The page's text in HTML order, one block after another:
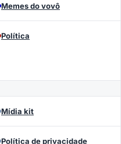
Memes do vovô
Política
Mídia kit
Política de privacidade